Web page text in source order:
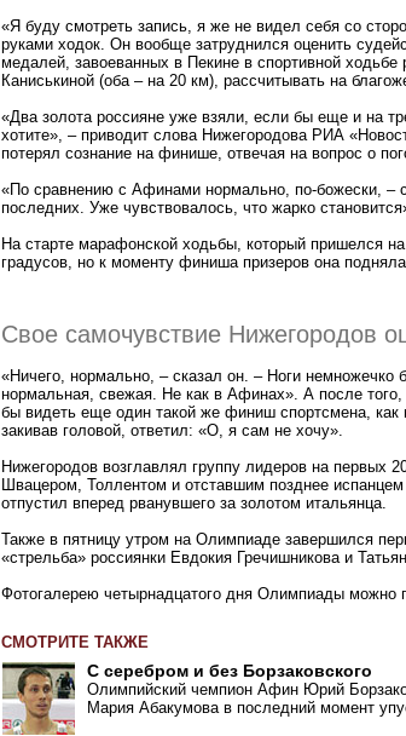
«Я буду смотреть запись, я же не видел себя со
руками ходок. Он вообще затруднился оценить
медалей, завоеванных в Пекине в спортивной
Каниськиной (оба – на 20 км), рассчитывать на
«Два золота россияне уже взяли, если бы еще и на
хотите», – приводит слова Нижегородова РИА
потерял сознание на финише, отвечая на вопрос о
«По сравнению с Афинами нормально, по-божески, –
последних. Уже чувствовалось, что жарко
На старте марафонской ходьбы, который пришелся
градусов, но к моменту финиша призеров она
Свое самочувствие Нижегородов
«Ничего, нормально, – сказал он. – Ноги немножечко
нормальная, свежая. Не как в Афинах». А после того,
бы видеть еще один такой же финиш спортсмена,
закивав головой, ответил: «О, я сам не хочу».
Нижегородов возглавлял группу лидеров на первых
Швацером, Толлентом и отставшим позднее
отпустил вперед рванувшего за золотом итальянца.
Также в пятницу утром на Олимпиаде завершился
«стрельба» россиянки Евдокия Гречишникова и
Фотогалерею четырнадцатого дня Олимпиады можно
СМОТРИТЕ ТАКЖЕ
С серебром и без Борзаковского
Олимпийский чемпион Афин Юрий
Мария Абакумова в последний момент